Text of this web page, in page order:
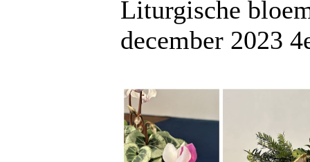
Liturgische
december 2023